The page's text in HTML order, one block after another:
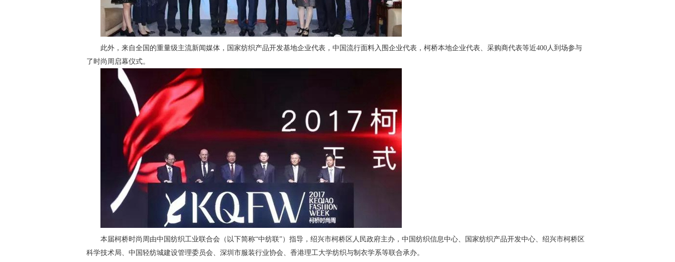
此外，来自全国的重量级主流新闻媒体，国家纺织产品开发基地企业代表，中国流行面料入围企业代表，柯桥本地企业代表、采购商代表等近400人到场参与
了时尚周启幕仪式。
本届柯桥时尚周由中国纺织工业联合会（以下简称“中纺联”）指导，绍兴市柯桥区人民政府主办，中国纺织信息中心、国家纺织产品开发中心、绍兴市柯桥区
科学技术局、中国轻纺城建设管理委员会、深圳市服装行业协会、香港理工大学纺织与制衣学系等联合承办。